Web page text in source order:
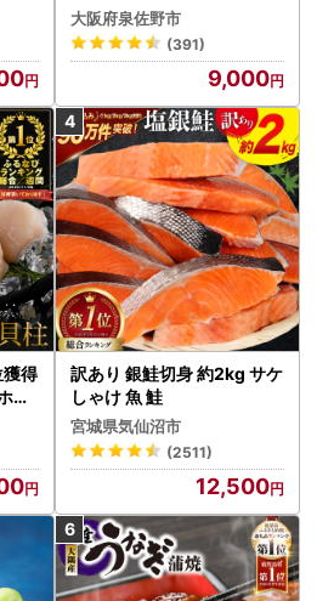
2
ャ
大阪府泉佐野市
(391)
9,000
獲得
タ
柱
訳あり 銀鮭切身 約2kg サケ
しゃけ 魚 鮭
宮城県気仙沼市
(2511)
12,500